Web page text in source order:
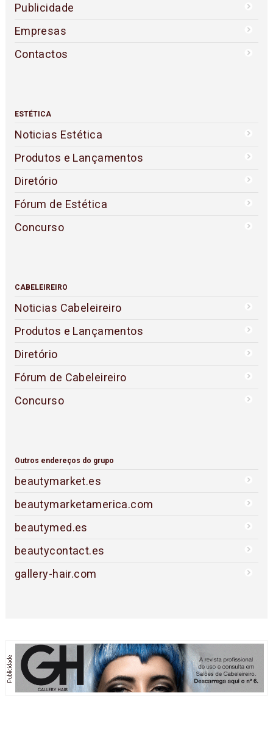
Publicidade
Empresas
Contactos
ESTÉTICA
Noticias Estética
Produtos e Lançamentos
Diretório
Fórum de Estética
Concurso
CABELEIREIRO
Noticias Cabeleireiro
Produtos e Lançamentos
Diretório
Fórum de Cabeleireiro
Concurso
Outros endereços do grupo
beautymarket.es
beautymarketamerica.com
beautymed.es
beautycontact.es
gallery-hair.com